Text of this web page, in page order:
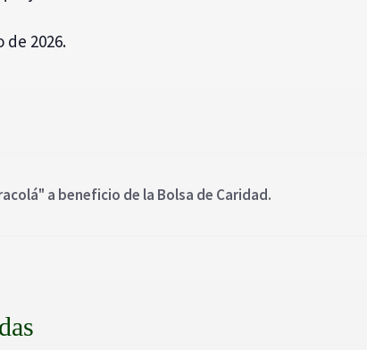
de 2026.
a beneficio de la Bolsa de Caridad.